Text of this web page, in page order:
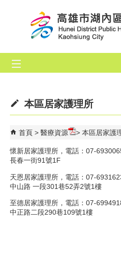
本區居家護理所
首頁 醫療資源 本區居家護
懷新居家護理所，電話：07-
長春一街91號1F
天恩居家護理所，電話：07-
中山路 一段301巷52弄2號1樓
至德居家護理所，電話：07-
中正路二段290巷109號1樓